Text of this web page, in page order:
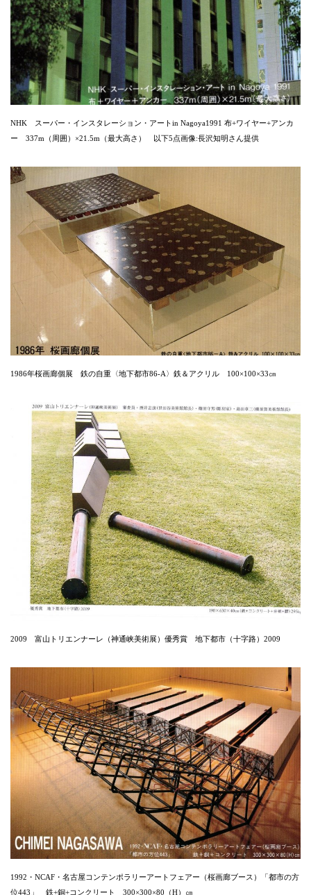
NHK スーパー・インスタレーション・アートin Nagoya1991 布+ワイヤー+アンカ
ー 337m（周囲）×21.5m（最大高さ） 以下5点画像:長沢知明さん提供
1986年桜画廊個展 鉄の自重〈地下都市86-A〉鉄＆アクリル 100×100×33㎝
2009 富山トリエンナーレ（神通峡美術展）優秀賞 地下都市（十字路）2009
1992・NCAF・名古屋コンテンポラリーアートフェアー（桜画廊ブース）「都市の方
位443」 鉄+銅+コンクリート 300×300×80（H）㎝